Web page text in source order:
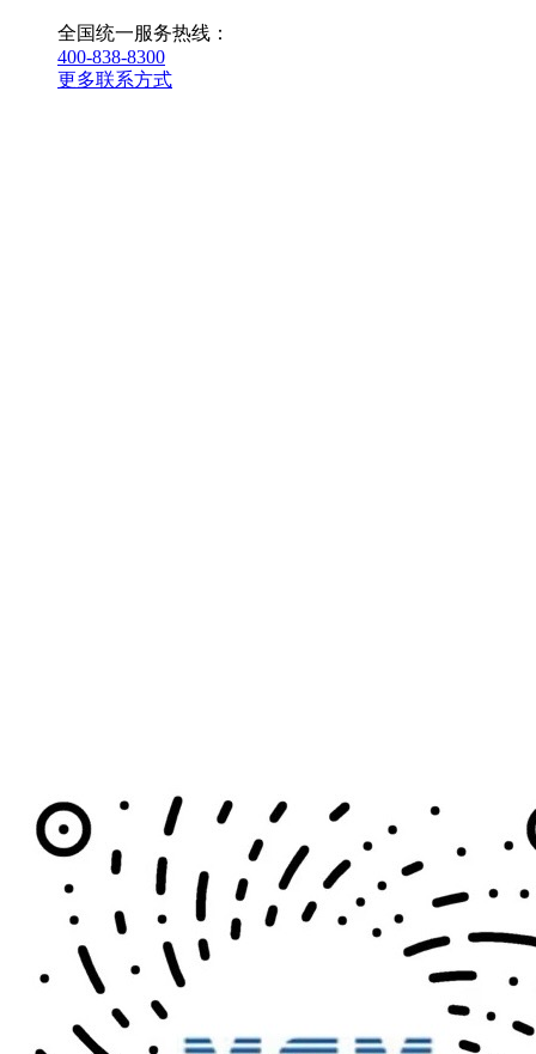
全国统一服务热线：
400-838-8300
更多联系方式